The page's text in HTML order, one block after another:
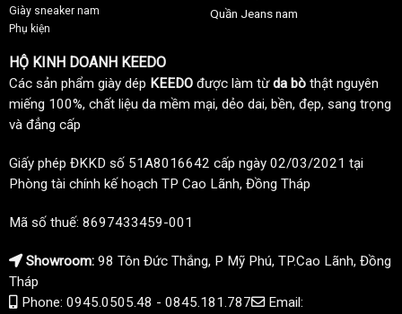
Giày sneaker nam
Phụ kiện
Quần Jeans nam
HỘ KINH DOANH KEEDO
Các sản phẩm giày dép KEEDO được làm từda bò thật nguyên
miếng 100%, chất liệu da mềm mại, dẻo dai, bền, đẹp, sang trọng
và đẳng cấp
Giấy phép ĐKKD số 51A8016642 cấp ngày 02/03/2021 tại
Phòng tài chính kế hoạch TP Cao Lãnh, Đồng Tháp
Mã số thuế: 8697433459-001
Showroom: 98 Tôn Đức Thắng, P Mỹ Phú, TP.Cao Lãnh, Đồng
Tháp
Phone: 0945.0505.48 - 0845.181.787
Email: